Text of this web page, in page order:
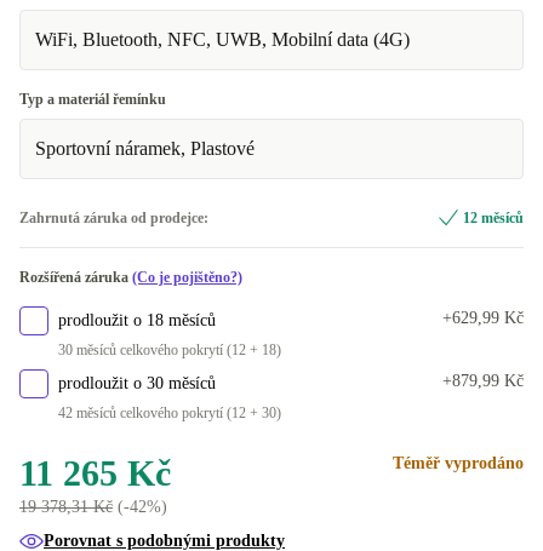
K dispozici v jiné konfiguraci
Polárka
WiFi, Bluetooth, NFC, UWB, Mobilní data (4G)
Typ a materiál řemínku
Sportovní náramek, Plastové
Zahrnutá záruka od prodejce: 12 měsíců
Rozšířená záruka (Co je pojištěno?)
prodloužit o 18 měsíců
30 měsíců celkového pokrytí (12 + 18)
+629,99 Kč
prodloužit o 30 měsíců
42 měsíců celkového pokrytí (12 + 30)
+879,99 Kč
11 265 Kč
19 378,31 Kč (-42%)
Téměř vyprodáno
Porovnat s podobnými produkty